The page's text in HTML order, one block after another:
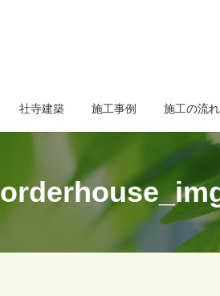
社寺建築 施工事例 施工の流れ